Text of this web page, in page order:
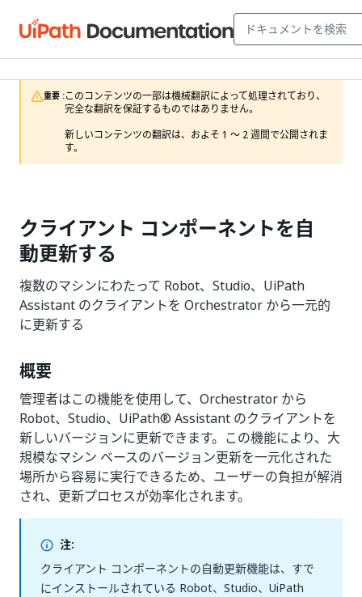
重要 :このコンテンツの一部は機械翻訳によって処理されており、
完全な翻訳を保証するものではありません。
新しいコンテンツの翻訳は、およそ 1 ～ 2 週間で公開されま
す。
クライアント コンポーネントを自
動更新する
複数のマシンにわたって Robot、Studio、UiPath
Assistant のクライアントを Orchestrator から一元的
に更新する
概要
管理者はこの機能を使用して、Orchestrator から
Robot、Studio、UiPath® Assistant のクライアントを
新しいバージョンに更新できます。この機能により、大
規模なマシン ベースのバージョン更新を一元化された
場所から容易に実行できるため、ユーザーの負担が解消
され、更新プロセスが効率化されます。
注:
クライアント コンポーネントの自動更新機能は、すで
にインストールされている Robot、Studio、UiPath